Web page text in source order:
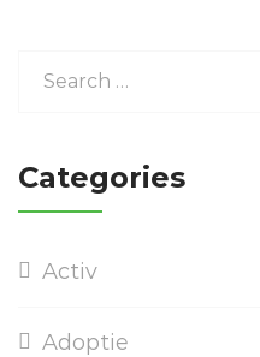
Categories
Activ
Adoptie